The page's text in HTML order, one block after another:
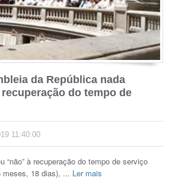
da República nada
do tempo de
11:40:00
“não” à recuperação do tempo de serviço
meses, 18 dias), ... Ler mais